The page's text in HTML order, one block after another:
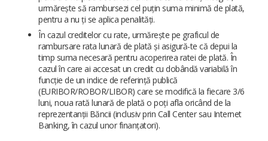
urmărește să rambursezi cel puțin suma minimă de plată,
pentru a nu ți se aplica penalități.
În cazul creditelor cu rate, urmărește pe graficul de
rambursare rata lunară de plată și asigură-te că depui la
timp suma necesară pentru acoperirea ratei de plată. În
cazul în care ai accesat un credit cu dobândă variabilă în
funcție de un indice de referință publică
(EURIBOR/ROBOR/LIBOR) care se modifică la fiecare 3/6
luni, noua rată lunară de plată o poți afla oricând de la
reprezentanții Băncii (inclusiv prin Call Center sau Internet
Banking, în cazul unor finanțatori).